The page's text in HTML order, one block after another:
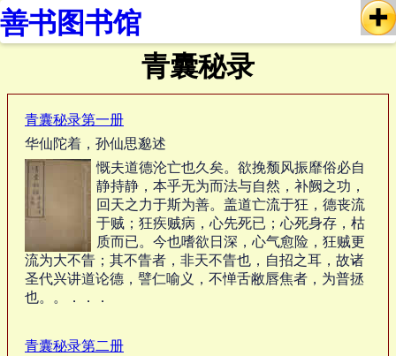
善书图书馆
青囊秘录
青囊秘录第一册
华仙陀着，孙仙思邈述
慨夫道德沦亡也久矣。欲挽颓风振靡俗必自
静持静，本乎无为而法与自然，补阙之功，
回天之力于斯为善。盖道亡流于狂，德丧流
于贼；狂疾贼病，心先死已；心死身存，枯
质而已。今也嗜欲日深，心气愈险，狂贼更
流为大不眚；其不眚者，非天不眚也，自招之耳，故诸
圣代兴讲道论德，譬仁喻义，不惮舌敝唇焦者，为普拯
也。。．．．
青囊秘录第二册